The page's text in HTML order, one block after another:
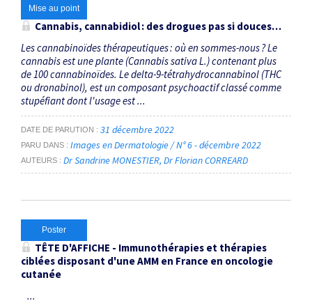
Mise au point
Cannabis, cannabidiol : des drogues pas si douces…
Les cannabinoïdes thérapeutiques : où en sommes-nous ? Le
cannabis est une plante (Cannabis sativa L.) contenant plus
de 100 cannabinoïdes. Le delta-9-tétrahydrocannabinol (THC
ou dronabinol), est un composant psychoactif classé comme
stupéfiant dont l'usage est ...
DATE DE PARUTION 31 décembre 2022
PARU DANS Images en Dermatologie / N° 6 - décembre 2022
AUTEURS Dr Sandrine MONESTIER Dr Florian CORREARD
Poster
TÊTE D'AFFICHE - Immunothérapies et thérapies
ciblées disposant d'une AMM en France en oncologie
cutanée
...